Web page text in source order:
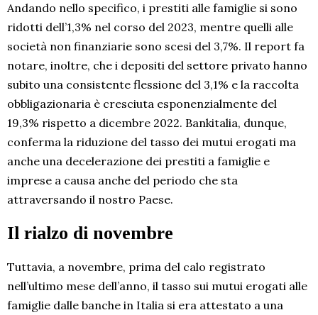
Andando nello specifico, i prestiti alle famiglie si sono
ridotti dell’1,3% nel corso del 2023, mentre quelli alle
società non finanziarie sono scesi del 3,7%. Il report fa
notare, inoltre, che i depositi del settore privato hanno
subito una consistente flessione del 3,1% e la raccolta
obbligazionaria è cresciuta esponenzialmente del
19,3% rispetto a dicembre 2022. Bankitalia, dunque,
conferma la riduzione del tasso dei mutui erogati ma
anche una decelerazione dei prestiti a famiglie e
imprese a causa anche del periodo che sta
attraversando il nostro Paese.
Il rialzo di novembre
Tuttavia, a novembre, prima del calo registrato
nell’ultimo mese dell’anno, il tasso sui mutui erogati alle
famiglie dalle banche in Italia si era attestato a una